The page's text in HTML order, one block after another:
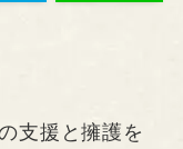
支援と擁護を